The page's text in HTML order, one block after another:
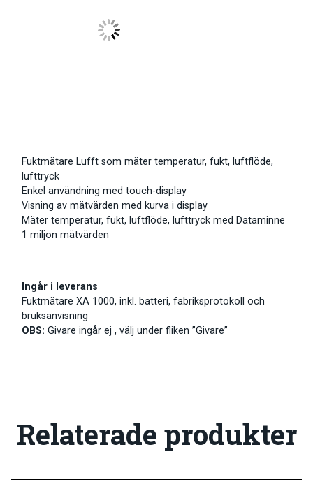
Fuktmätare Lufft som mäter temperatur, fukt, luftflöde,
lufttryck
Enkel användning med touch-display
Visning av mätvärden med kurva i display
Mäter temperatur, fukt, luftflöde, lufttryck med Dataminne
1 miljon mätvärden
Ingår i leverans
Fuktmätare XA 1000, inkl. batteri, fabriksprotokoll och
bruksanvisning
OBS: Givare ingår ej , välj under fliken ”Givare”
Relaterade produkter